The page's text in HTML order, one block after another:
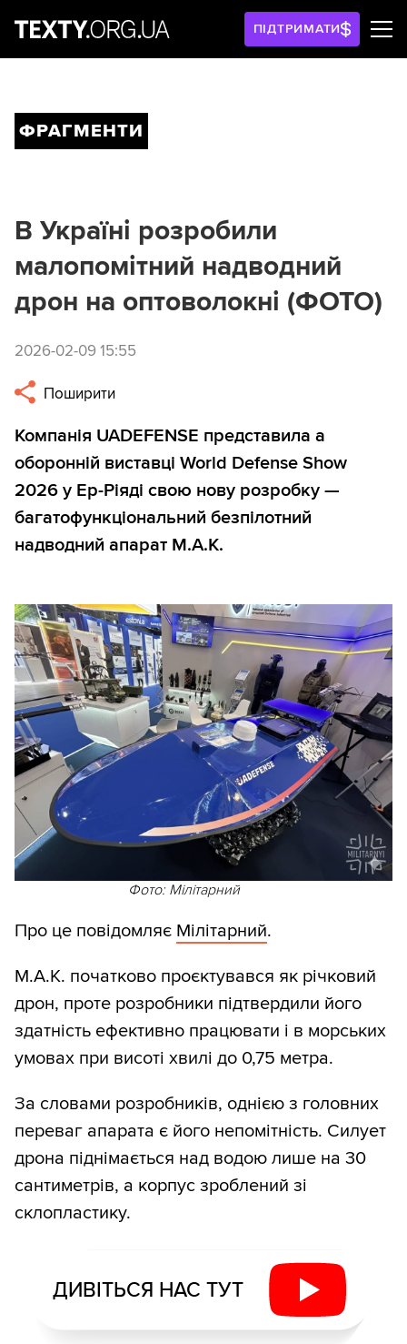
ПІДТРИМАТИ
ФРАГМЕНТИ
В Україні розробили
малопомітний надводний
дрон на оптоволокні (ФОТО)
2026-02-09 15:55
Поширити
Компанія UADEFENSE представила а
оборонній виставці World Defense Show
2026 у Ер-Ріяді свою нову розробку —
багатофункціональний безпілотний
надводний апарат M.A.K.
Фото: Мілітарний
Про це повідомляє Мілітарний.
M.A.K. початково проєктувався як річковий
дрон, проте розробники підтвердили його
здатність ефективно працювати і в морських
умовах при висоті хвилі до 0,75 метра.
За словами розробників, однією з головних
переваг апарата є його непомітність. Силует
дрона піднімається над водою лише на 30
сантиметрів, а корпус зроблений зі
склопластику.
ДИВІТЬСЯ НАС ТУТ